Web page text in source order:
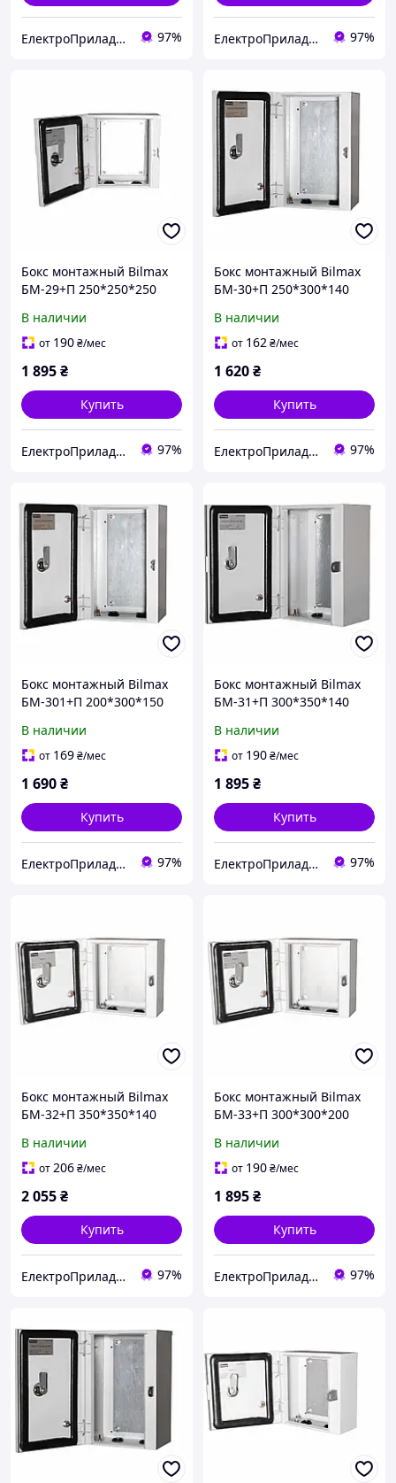
ЕлектроПриладТехСервіс 97% ЕлектроПриладТехСервіс 97%
Бокс монтажный Bilmax
БМ-29+П 250*250*250
монтажной панелью
(металлический шкаф)
В наличии
от 190₴/мес
1 895₴
Купить
ЕлектроПриладТехСервіс 97%
Бокс монтажный Bilmax
БМ-30+П 250*300*140
монтажной панелью
(металлический шкаф)
В наличии
от 162₴/мес
1 620₴
Купить
ЕлектроПриладТехСервіс 97%
Бокс монтажный Bilmax
БМ-301+П 200*300*150
монтажной панелью
(металлический шкаф)
В наличии
от 169₴/мес
1 690₴
Купить
ЕлектроПриладТехСервіс 97%
Бокс монтажный Bilmax
БМ-31+П 300*350*140
монтажной панелью
(металлический шкаф)
В наличии
от 190₴/мес
1 895₴
Купить
ЕлектроПриладТехСервіс 97%
Бокс монтажный Bilmax
БМ-32+П 350*350*140
монтажной панелью
(металлический шкаф)
В наличии
от206₴/мес
2 055₴
Купить
ЕлектроПриладТехСервіс 97%
Бокс монтажный Bilmax
БМ-33+П 300*300*200
монтажной панелью
(металлический шкаф)
В наличии
от 190₴/мес
1 895₴
Купить
ЕлектроПриладТехСервіс 97%